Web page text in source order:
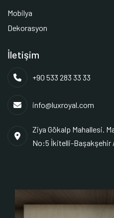
Mobilya
Dekorasyon
İletişim
+90 533 283 33 33
info@luxroyal.com
Ziya Gökalp Mahallesi.
No:5 İkitelli-Başakşehir